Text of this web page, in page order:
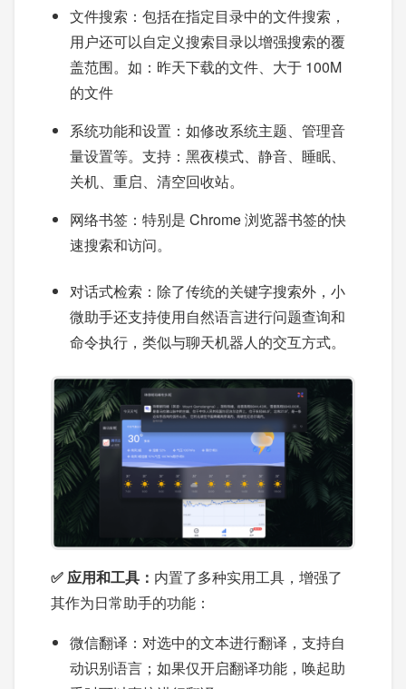
文件搜索：包括在指定目录中的文件搜索，
用户还可以自定义搜索目录以增强搜索的覆
盖范围。如：昨天下载的文件、大于 100M
的文件
系统功能和设置：如修改系统主题、管理音
量设置等。支持：黑夜模式、静音、睡眠、
关机、重启、清空回收站。
网络书签：特别是 Chrome 浏览器书签的快
速搜索和访问。
对话式检索：除了传统的关键字搜索外，小
微助手还支持使用自然语言进行问题查询和
命令执行，类似与聊天机器人的交互方式。
✅ 应用和工具： 内置了多种实用工具，增强了
其作为日常助手的功能：
微信翻译：对选中的文本进行翻译，支持自
动识别语言；如果仅开启翻译功能，唤起助